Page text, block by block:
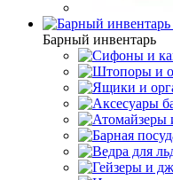
Барный инвентарь